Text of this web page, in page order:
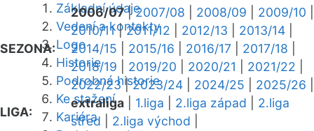
Základní údaje
Vedení a kontakty
Logo
Historie
Podrobná historie
Ke stažení
Kariéra
SEZONA:
2006/07|2007/08 2008/09 2009/10
2010/11|2011/12 2012/13 2013/14
2014/15
2015/16 2016/17 2017/18
2018/19
2019/20 2020/21 2021/22
2022/23|2023/24 2024/25 2025/26
LIGA:
extraliga 1.liga 2.liga západ
2.liga
střed
2.liga východ